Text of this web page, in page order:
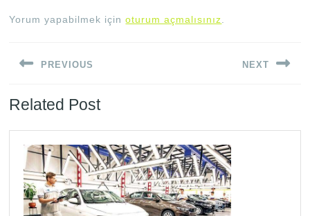
Yorum yapabilmek içinoturum açmalısınız.
gezinmesi
PREVIOUS
post:
NEXT
Related Post